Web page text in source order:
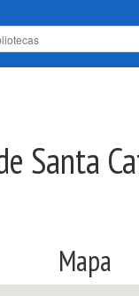
Santa
Mapa